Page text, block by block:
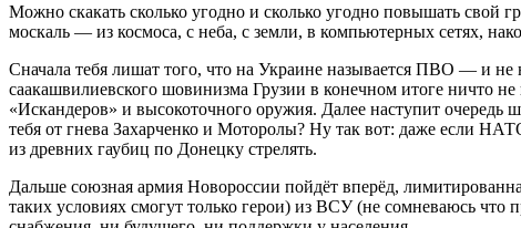
Можно скакать сколько угодно и сколько угодно повышать
москаль — из космоса, с неба, с земли, в компьютерных сетях,
Сначала тебя лишат того, что на Украине называется ПВО — и
саакашвилиевского шовинизма Грузии в конечном итоге ничто
«Искандеров» и высокоточного оружия. Далее наступит
тебя от гнева Захарченко и Моторолы? Ну так вот: даже если
из древних гаубиц по Донецку стрелять.
Дальше союзная армия Новороссии пойдёт вперёд,
таких условиях смогут только герои) из ВСУ (не сомневаюсь что